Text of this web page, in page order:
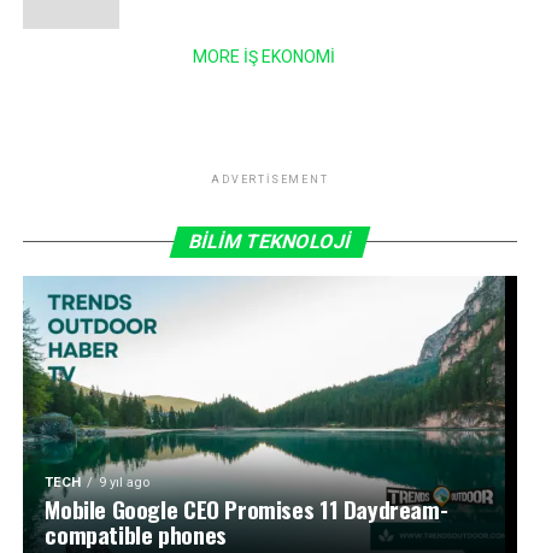
MORE İŞ EKONOMİ
ADVERTISEMENT
BİLİM TEKNOLOJİ
TECH 9 yıl ago
Mobile Google CEO Promises 11 Daydream-
compatible phones